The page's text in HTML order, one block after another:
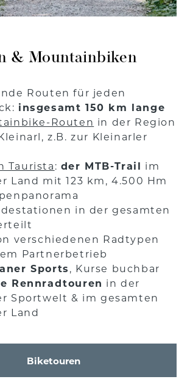
& Mountainbiken
Routen für jeden
insgesamt 150 km lange
Routen in der Region
z.B. zur Kleinarler
Taurista: der MTB-Trail im
Land mit 123 km, 4.500 Hm
in der gesamten
verschiedenen Radtypen
Partnerbetrieb
Sports, Kurse buchbar
Rennradtouren in der
Sportwelt & im gesamten
Land
Biketouren